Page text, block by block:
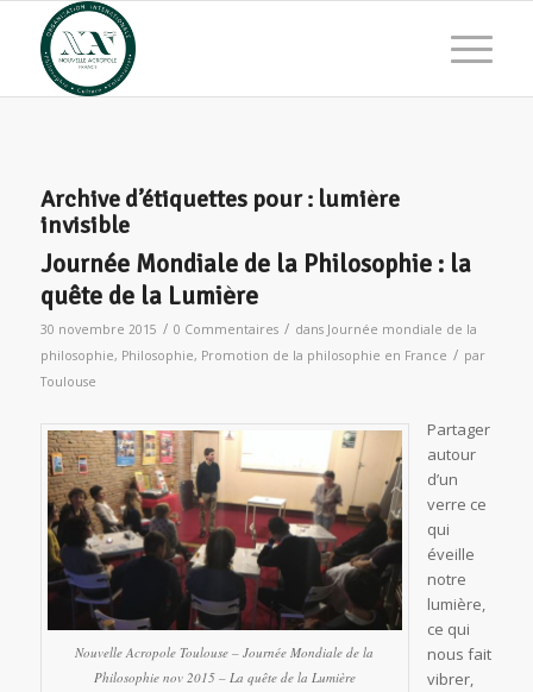
Archive d’étiquettes pour : lumière
invisible
Journée Mondiale de la Philosophie : la
quête de la Lumière
30 novembre 2015 / 0 Commentaires / dans Journée mondiale de la
philosophie, Philosophie, Promotion de la philosophie en France / par
Toulouse
Nouvelle Acropole Toulouse – Journée Mondiale de la
Philosophie nov 2015 – La quête de la Lumière
Partager
autour
d’un
verre ce
qui
éveille
notre
lumière,
ce qui
nous fait
vibrer,